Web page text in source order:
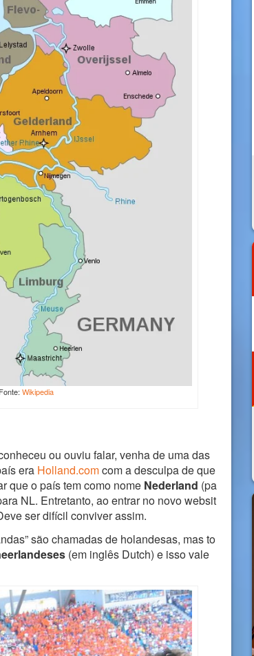
Wikipedia
ou ouviu falar, venha de uma das
era Holland.comcom a desculpa de que
que o país tem como nome Nederland (pa
NL. Entretanto, ao entrar no novo websit
ser difícil conviver assim.
são chamadas de holandesas, mas to
(em inglês Dutch) e isso vale